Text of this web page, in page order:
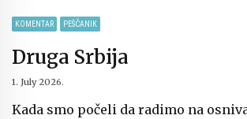
KOMENTAR PEŠČANIK
Druga Srbija
1. July 2026.
Kada smo počeli da radimo na